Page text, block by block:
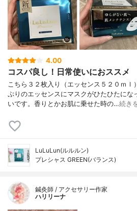
4.00
コスパ良し！日常使いにおススメ
こちら３２枚入り（エッセンス５２０ｍｌ
ぷりのエッセンスにマスクがひたひたにな
いです。香りとかお肌に乗せた時の…続き
LuLuLun(ルルルン)
プレシャス GREEN(バランス)
鍼灸師 / アクセサリー作家
ハリリーナ